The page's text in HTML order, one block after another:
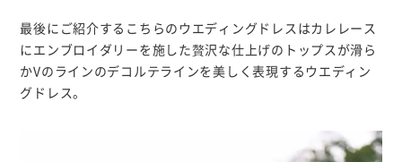
最後にご紹介するこちらのウエディングドレスはカレレース
にエンブロイダリーを施した贅沢な仕上げのトップスが滑ら
かVのラインのデコルテラインを美しく表現するウエディン
グドレス。